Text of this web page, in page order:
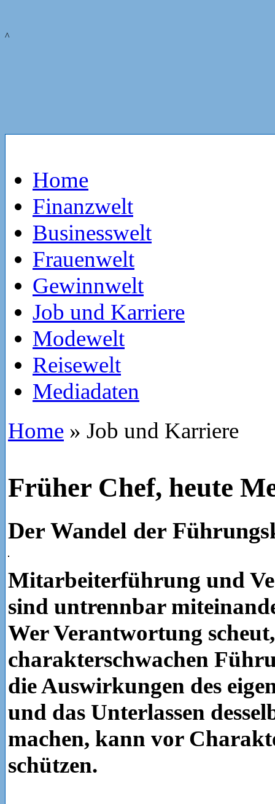
^
Home
Finanzwelt
Businesswelt
Frauenwelt
Gewinnwelt
Job und Karriere
Modewelt
Reisewelt
Mediadaten
Home » Job und Karriere
Früher Chef, heute
Der Wandel der
Mitarbeiterführung und
sind untrennbar
Wer Verantwortung
charakterschwachen
die Auswirkungen des
und das Unterlassen
machen, kann vor
schützen.